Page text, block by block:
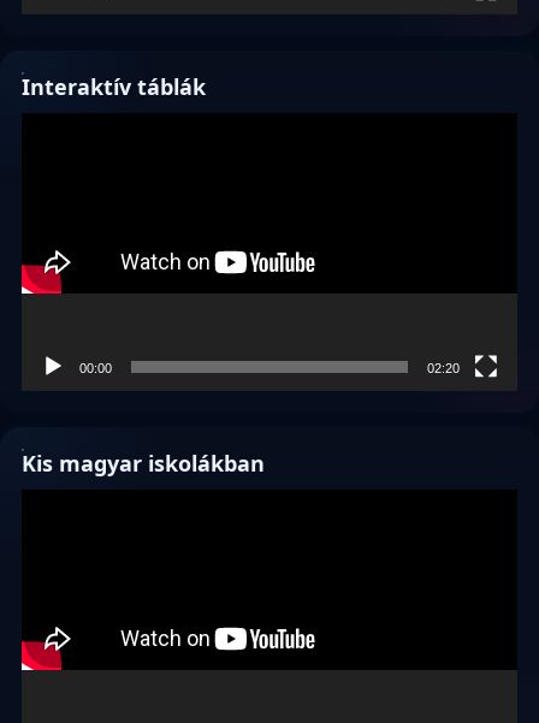
Interaktív táblák
00:00 02:20
Kis magyar iskolákban